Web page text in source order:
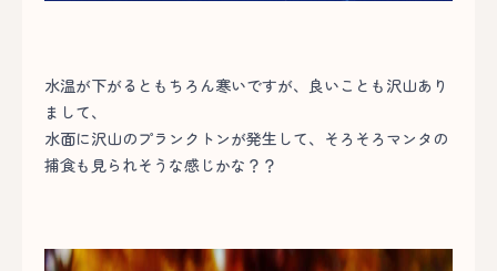
水温が下がるともちろん寒いですが、良いことも沢山あり
まして、
水面に沢山のプランクトンが発生して、そろそろマンタの
捕食も見られそうな感じかな？？